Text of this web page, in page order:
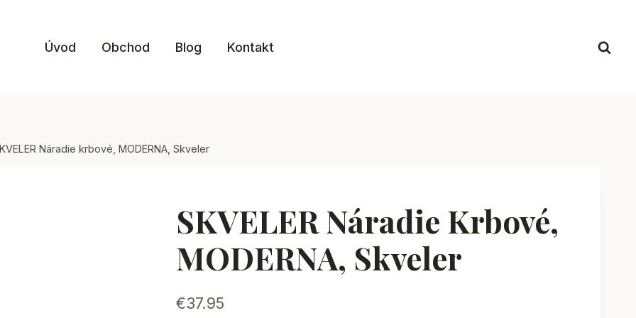
Úvod Obchod Blog Kontakt
Náradie krbové, MODERNA, Skveler
SKVELER Náradie Krbové,
MODERNA, Skveler
€37.95